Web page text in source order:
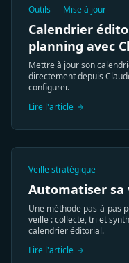
Outils — Mise à jour
Calendrier
planning avec
Mettre à jour son
directement depuis
configurer.
Lire l'article
Veille stratégique
Automatiser sa
Une méthode pas-à-pas
veille : collecte, tri et
calendrier éditorial.
Lire l'article